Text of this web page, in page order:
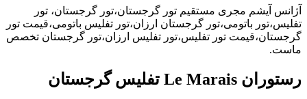
آژانس آیشم مجری مستقیم تور گرجستان،تور گرجستان، تور
تفلیس،تور باتومی،تور گرجستان ارزان،تور تفلیس باتومی،قیمت تور
گرجستان،قیمت تور تفلیس،تور تفلیس ارزان،تور گرجستان تخصص
ماست.
رستوران Le Marais تفلیس گرجستان